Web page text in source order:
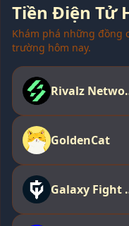
Tiền Điện Tử
Khám phá những đồng
trường hôm nay.
GoldenCat